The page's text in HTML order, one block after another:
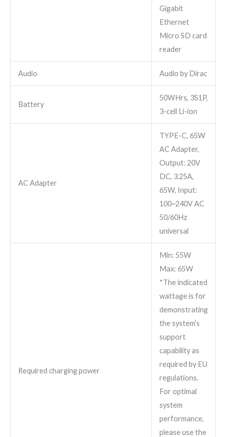
Gigabit
Ethernet
Micro SD card
reader
Audio Audio by Dirac
Battery
50WHrs, 3S1P,
3-cell Li-ion
AC Adapter
TYPE-C, 65W
AC Adapter,
Output: 20V
DC, 3.25A,
65W, Input:
100~240V AC
50/60Hz
universal
Required charging power
Min: 55W
Max: 65W
*The indicated
wattage is for
demonstrating
the system’s
support
capability as
required by EU
regulations.
For optimal
system
performance,
please use the